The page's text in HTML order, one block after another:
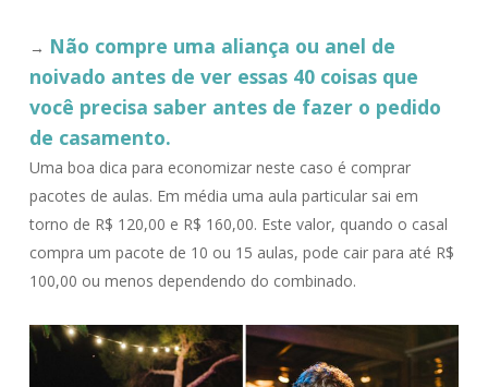
→ Não compre uma aliança ou anel de
noivado antes de ver essas 40 coisas que
você precisa saber antes de fazer o pedido
de casamento.
Uma boa dica para economizar neste caso é comprar
pacotes de aulas. Em média uma aula particular sai em
torno de R$ 120,00 e R$ 160,00. Este valor, quando o casal
compra um pacote de 10 ou 15 aulas, pode cair para até R$
100,00 ou menos dependendo do combinado.